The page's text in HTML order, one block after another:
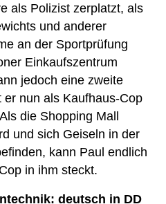
als Polizist zerplatzt, als
und anderer
an der Sportprüfung
Einkaufszentrum
jedoch eine zweite
nun als Kaufhaus-Cop
die Shopping Mall
und sich Geiseln in der
kann Paul endlich
in ihm steckt.
deutsch in DD